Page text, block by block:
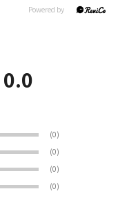
0.0
(0)
(0)
(0)
(0)